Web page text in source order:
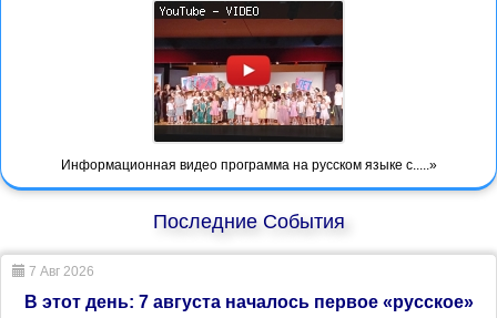
Информационная видео программа на русском языке с.....»
Последние События
7 Авг 2026
В этот день: 7 августа началось первое «русское»